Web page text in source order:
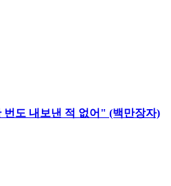
도 내보낸 적 없어" (백만장자)